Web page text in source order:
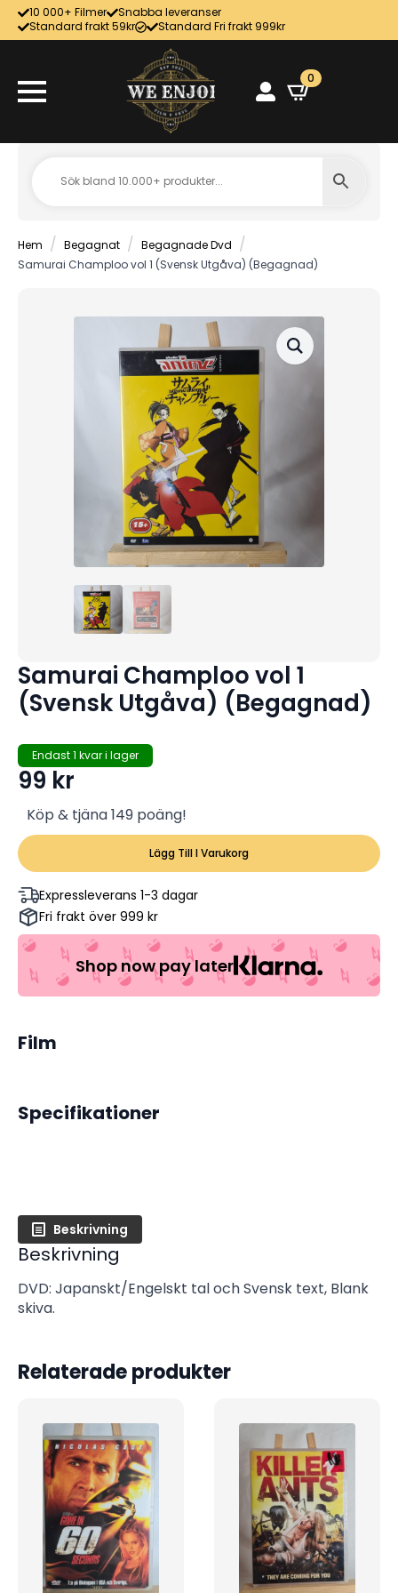
10 000+ Filmer
Snabba leveranser
Standard frakt 59kr
Standard Fri frakt 999kr
0
Hem Begagnat
Begagnade Dvd
Samurai Champloo vol 1 (Svensk Utgåva) (Begagnad)
Samurai Champloo vol 1
(Svensk Utgåva) (Begagnad)
Endast 1 kvar i lager
99 kr
Köp & tjäna 149 poäng!
Lägg Till I Varukorg
Expressleverans 1-3 dagar
Fri frakt över 999 kr
Shop now pay later
Film
Specifikationer
Beskrivning
Beskrivning
DVD: Japanskt/Engelskt tal och Svensk text, Blank
skiva.
Relaterade produkter